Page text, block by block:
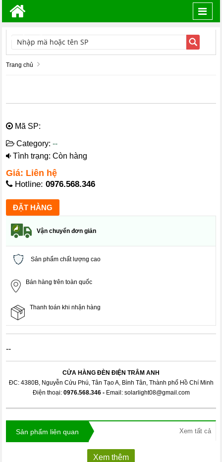
TÌM KIẾM
Trang chủ
Mã SP:
Category:--
Tình trạng: Còn hàng
Giá: Liên hệ
Hotline:0976.568.346
Vận chuyển đơn giản
Sản phẩm chất lượng cao
Bán hàng trên toàn quốc
Thanh toán khi nhận hàng
--
CỬA HÀNG ĐÈN ĐIỆN TRÂM ANH
ĐC: 4380B, Nguyễn Cửu Phú, Tân Tạo A, Bình Tân, Thành phố Hồ Chí Minh
Điện thoại: 0976.568.346- Email: solarlight08@gmail.com
Sản phẩm liên quan Xem tất cả
Xem thêm